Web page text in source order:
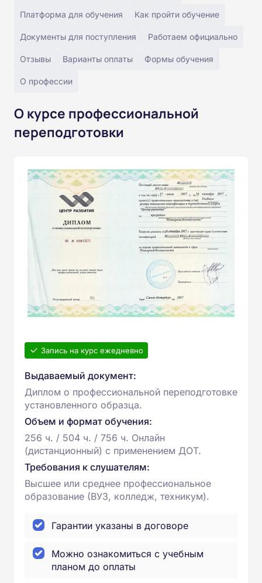
Платформа для обучения Как пройти обучение
Документы для поступления Работаем официально
Отзывы Варианты оплаты Формы обучения
О профессии
О курсе профессиональной
переподготовки
Запись на курс ежедневно
Выдаваемый документ:
Диплом о профессиональной переподготовке
установленного образца.
Объем и формат обучения:
256 ч. / 504 ч. / 756 ч. Онлайн
(дистанционный) с применением ДОТ.
Требования к слушателям:
Высшее или среднее профессиональное
образование (ВУЗ, колледж, техникум).
Гарантии указаны в договоре
Можно ознакомиться с учебным
планом до оплаты